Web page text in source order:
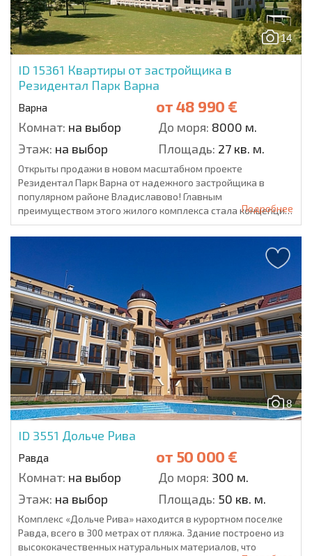
14
ID 15361 Квартиры от застройщика в
Резидентал Парк Варна
Варна от48 990 €
Комнат: на выбор До моря: 8000 м.
Этаж: на выбор Площадь: 27 кв. м.
Открыты продажи в новом масштабном проекте
Резидентал Парк Варна от надежного застройщика в
популярном районе Владиславово! Главным
преимуществом этого жилого комплекса стала концепция
спокойн...
Подробнее
8
ID 3551 Дольче Рива
Равда от 50 000 €
Комнат: на выбор До моря: 300 м.
Этаж: на выбор Площадь: 50 кв. м.
Комплекс «Дольче Рива» находится в курортном поселке
Равда, всего в 300 метрах от пляжа. Здание построено из
высококачественных натуральных материалов, что